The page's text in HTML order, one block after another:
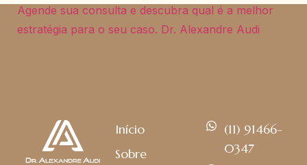
Início
Sobre
(11) 91466-
0347